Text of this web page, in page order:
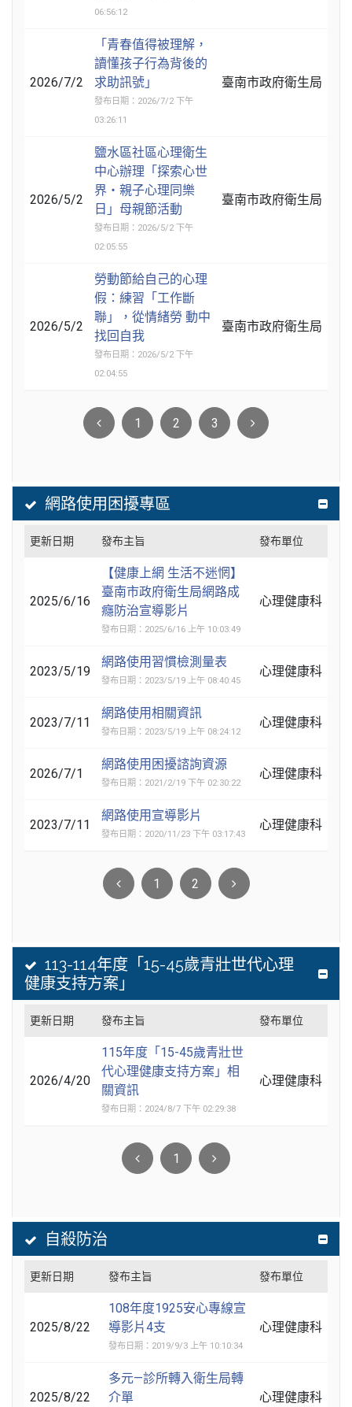
06:56:12
2026/7/2
「青春值得被理解，
讀懂孩子行為背後的
求助訊號」
發布日期：2026/7/2 下午
03:26:11
臺南市政府衛生局
2026/5/2
鹽水區社區心理衛生
中心辦理「探索心世
界‧親子心理同樂
日」母親節活動
發布日期：2026/5/2 下午
02:05:55
臺南市政府衛生局
2026/5/2
勞動節給自己的心理
假：練習「工作斷
聯」，從情緒勞 動中
找回自我
發布日期：2026/5/2 下午
02:04:55
臺南市政府衛生局
1 2 3
網路使用困擾專區
更新日期 發布主旨 發布單位
2025/6/16
【健康上網 生活不迷惘】
臺南市政府衛生局網路成
癮防治宣導影片
發布日期：2025/6/16 上午 10:03:49
心理健康科
2023/5/19
網路使用習慣檢測量表
發布日期：2023/5/19 上午 08:40:45
心理健康科
2023/7/11
網路使用相關資訊
發布日期：2023/5/19 上午 08:24:12
心理健康科
2026/7/1
網路使用困擾諮詢資源
發布日期：2021/2/19 下午 02:30:22
心理健康科
2023/7/11
網路使用宣導影片
發布日期：2020/11/23 下午 03:17:43
心理健康科
1 2
113-114年度「15-45歲青壯世代心理
健康支持方案」
更新日期 發布主旨 發布單位
2026/4/20
115年度「15-45歲青壯世
代心理健康支持方案」相
關資訊
發布日期：2024/8/7 下午 02:29:38
心理健康科
1
自殺防治
更新日期 發布主旨 發布單位
2025/8/22
108年度1925安心專線宣
導影片4支
發布日期：2019/9/3 上午 10:10:34
心理健康科
2025/8/22
多元—診所轉入衛生局轉
介單
心理健康科